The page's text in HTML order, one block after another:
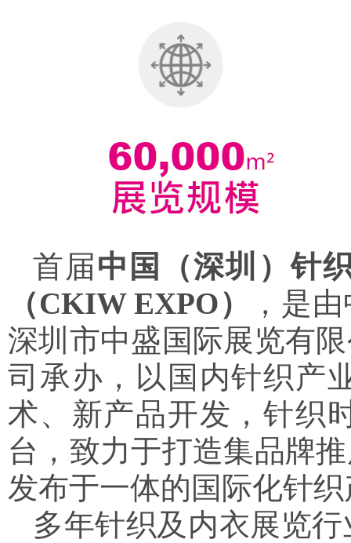
首届中国（深圳）针
（CKIW EXPO）
，是
深圳市中盛国际展览有
司承办，以国内针织产
术、新产品开发，针织
台，致力于打造集品牌
发布于一体的国际化针
多年针织及内衣展览